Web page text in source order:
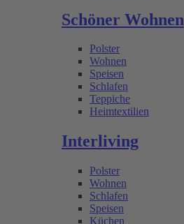
Schöner Wohnen
Polster
Wohnen
Speisen
Schlafen
Teppiche
Heimtextilien
Interliving
Polster
Wohnen
Schlafen
Speisen
Küchen